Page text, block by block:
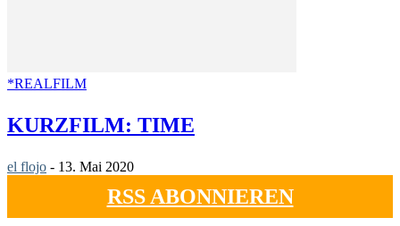
*REALFILM
KURZFILM: TIME
el flojo - 13. Mai 2020
RSS ABONNIEREN